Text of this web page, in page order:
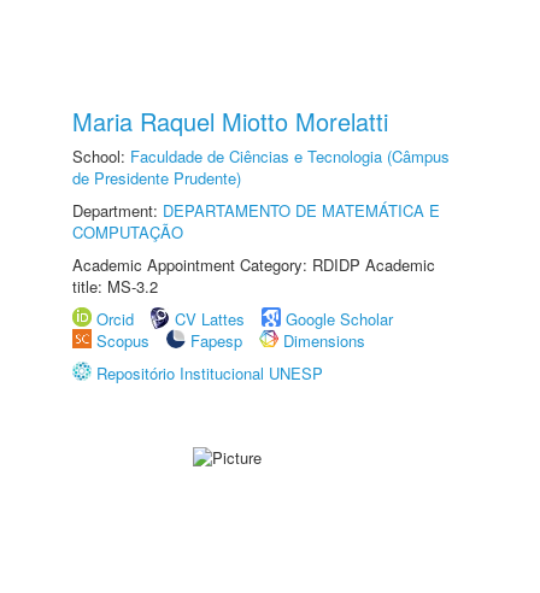
Maria Raquel Miotto Morelatti
School: Faculdade de Ciências e Tecnologia (Câmpus
de Presidente Prudente)
Department: DEPARTAMENTO DE MATEMÁTICA E
COMPUTAÇÃO
Academic Appointment Category: RDIDP Academic
title: MS-3.2
Orcid
CV Lattes
Google Scholar
Scopus
Fapesp
Dimensions
Repositório Institucional UNESP